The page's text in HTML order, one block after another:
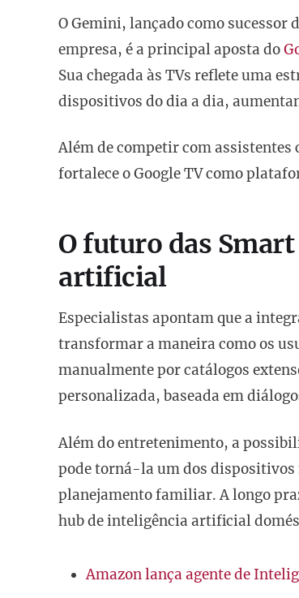
O Gemini, lançado como sucessor
empresa, é a principal aposta do
Sua chegada às TVs reflete uma
dispositivos do dia a dia,
Além de competir com assistentes
fortalece o Google TV como
O futuro das
artificial
Especialistas apontam que a
transformar a maneira como os
manualmente por catálogos
personalizada, baseada em
Além do entretenimento, a
pode torná-la um dos
planejamento familiar. A longo
hub de inteligência artificial
Amazon lança agente de